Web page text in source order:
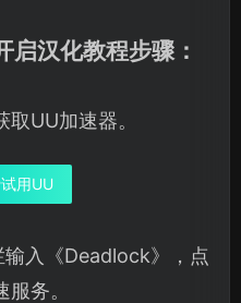
启汉化教程步骤：
UU加速器。
用UU
入《Deadlock》，点
务。